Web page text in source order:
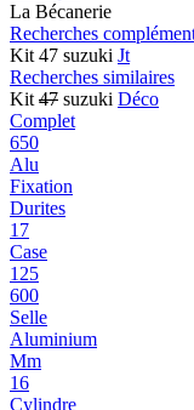
La Bécanerie
Recherches
Kit 47 suzuki Jt
Recherches similaires
Kit 47 suzuki Déco
Complet
650
Alu
Fixation
Durites
17
Case
125
600
Selle
Aluminium
Mm
16
Cylindre